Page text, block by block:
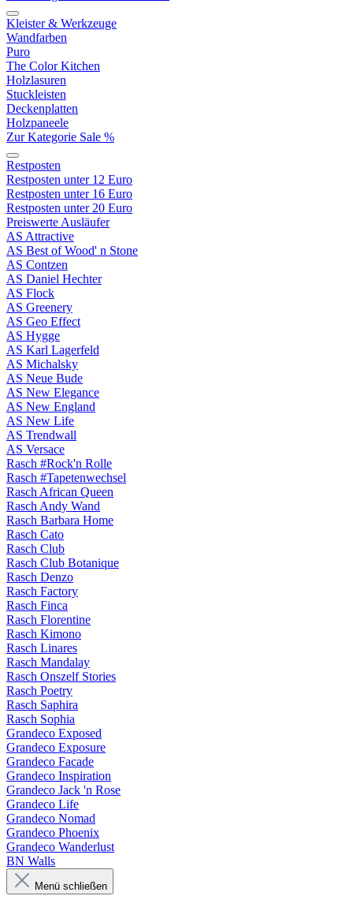
Kleister & Werkzeuge
Wandfarben
Puro
The Color Kitchen
Holzlasuren
Stuckleisten
Deckenplatten
Holzpaneele
Zur Kategorie Sale %
Restposten
Restposten unter 12 Euro
Restposten unter 16 Euro
Restposten unter 20 Euro
Preiswerte Ausläufer
AS Attractive
AS Best of Wood' n Stone
AS Contzen
AS Daniel Hechter
AS Flock
AS Greenery
AS Geo Effect
AS Hygge
AS Karl Lagerfeld
AS Michalsky
AS Neue Bude
AS New Elegance
AS New England
AS New Life
AS Trendwall
AS Versace
Rasch #Rock'n Rolle
Rasch #Tapetenwechsel
Rasch African Queen
Rasch Andy Wand
Rasch Barbara Home
Rasch Cato
Rasch Club
Rasch Club Botanique
Rasch Denzo
Rasch Factory
Rasch Finca
Rasch Florentine
Rasch Kimono
Rasch Linares
Rasch Mandalay
Rasch Onszelf Stories
Rasch Poetry
Rasch Saphira
Rasch Sophia
Grandeco Exposed
Grandeco Exposure
Grandeco Facade
Grandeco Inspiration
Grandeco Jack 'n Rose
Grandeco Life
Grandeco Nomad
Grandeco Phoenix
Grandeco Wanderlust
BN Walls
Menü schließen